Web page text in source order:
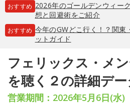
おすすめ 2026年のゴールデンウィー
想と回避術をご紹介
おすすめ 今年のGWどこ行く！？関東
ットガイド
フェリックス・メ
を聴く２の詳細デー
営業期間：2026年5月6日(水)